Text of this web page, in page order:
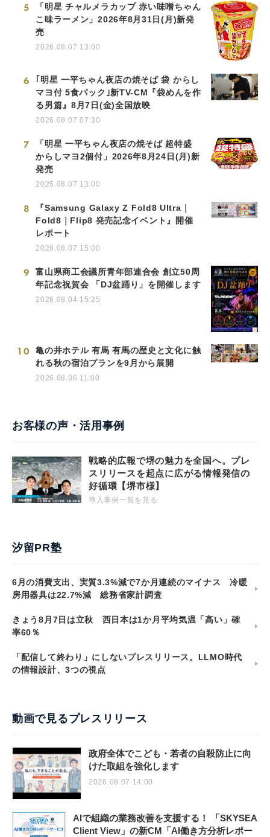
5
「明星 チャルメラカップ 赤い味噌ちゃん
こ味ラーメン」2026年8月31日(月)新発
売
2026.08.07 13:00
6
｢明星 一平ちゃん夜店の焼そば 袋 からし
マヨ付 5食パック｣新TV-CM『袋めんを作
る男篇』8月7日(金)全国放映
2026.08.07 07:30
7
「明星 一平ちゃん夜店の焼そば 超特盛
からしマヨ2個付」2026年8月24日(月)新
発売
2026.08.07 13:00
8
『Samsung Galaxy Z Fold8 Ultra｜
Fold8｜Flip8 発売記念イベント』開催
レポート
2026.08.07 15:00
9
富山県商工会議所青年部連合会 創立50周
年記念祝賀会 「DJ盆踊り」を開催します
2026.08.04 15:25
10
亀の井ホテル 有馬 有馬の歴史と文化に触
れる秋の宿泊プランを9月から展開
2026.08.06 11:00
お客様の声・活用事例
戦略的広報で堺の魅力を全国へ。プレ
スリリースを起点に広がる情報発信の
好循環【堺市様】
導入事例一覧を見る
汐留PR塾
6月の消費支出、実質3.3%減で7か月連続のマイナス 冷暖
房用器具は22.7%減 総務省家計調査
きょう8月7日は立秋 西日本は1か月平均気温「高い」確
率60％
「配信して終わり」にしないプレスリリース。LLMO時代
の情報設計、3つの視点
動画で見るプレスリリース
政府全体でこども・若者の自殺防止に向
けた取組を強化します
2026.08.07 14:00
AIで組織の業務改善を支援する！ 「SKYSEA
Client View」の新CM「AI働き方分析レポー